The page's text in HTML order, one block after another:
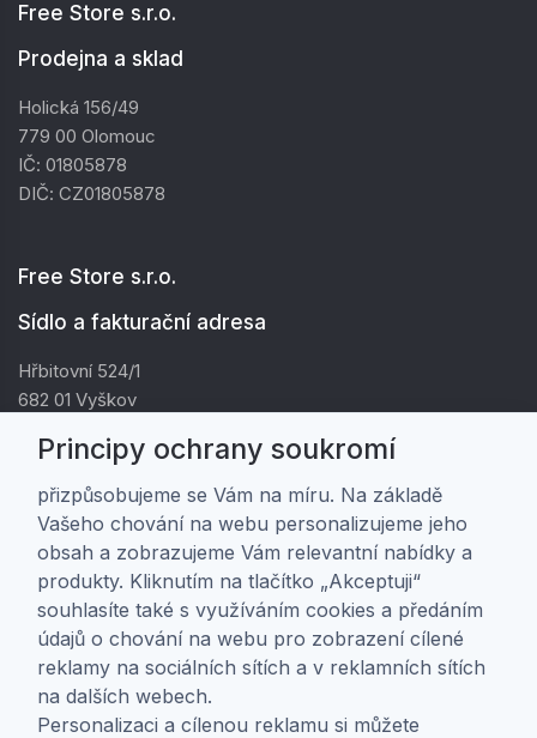
Free Store s.r.o.
Prodejna a sklad
Holická 156/49
779 00 Olomouc
IČ: 01805878
DIČ: CZ01805878
Free Store s.r.o.
Sídlo a fakturační adresa
Hřbitovní 524/1
682 01 Vyškov
DIČ: CZ01805878
Zákaznická péče
Doprava a platba
Obchodní podmínky
Ochrana osobních údajů
Nastavení soukromí
Principy ochrany soukromí
přizpůsobujeme se Vám na míru. Na základě
Vašeho chování na webu personalizujeme jeho
obsah a zobrazujeme Vám relevantní nabídky a
produkty. Kliknutím na tlačítko „Akceptuji“
souhlasíte také s využíváním cookies a předáním
údajů o chování na webu pro zobrazení cílené
reklamy na sociálních sítích a v reklamních sítích
na dalších webech.
Personalizaci a cílenou reklamu si můžete